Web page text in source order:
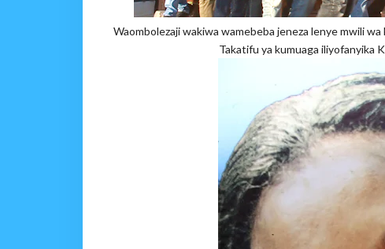
Waombolezaji wakiwa wamebeba jeneza lenye mwili
Takatifu ya kumuaga iliyofanyika